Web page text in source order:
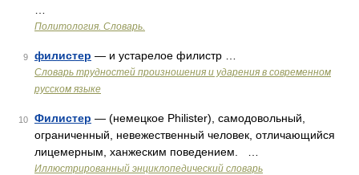
Политология. Словарь.
9 филистер — и устарелое филистр …
Словарь трудностей произношения и ударения в современном
русском языке
10 Филистер — (немецкое Philister), самодовольный,
ограниченный, невежественный человек, отличающийся
лицемерным, ханжеским поведением. …
Иллюстрированный энциклопедический словарь